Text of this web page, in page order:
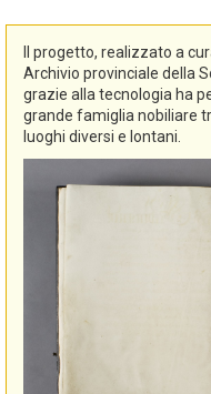
Il progetto, realizzato a
Archivio provinciale della
grazie alla tecnologia ha
grande famiglia nobiliare
luoghi diversi e lontani.